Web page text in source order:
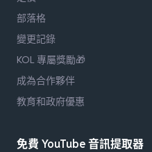
部落格
變更記錄
KOL 專屬獎勵🎁
成為合作夥伴
教育和政府優惠
免費 YouTube 音訊提取器